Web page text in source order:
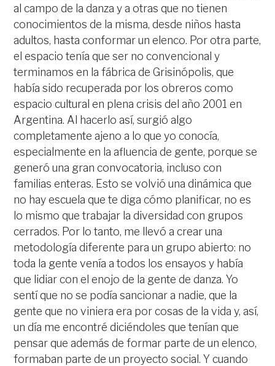
al campo de la danza y a otras que no tienen
conocimientos de la misma, desde niños hasta
adultos, hasta conformar un elenco. Por otra parte,
el espacio tenía que ser no convencional y
terminamos en la fábrica de Grisinópolis, que
había sido recuperada por los obreros como
espacio cultural en plena crisis del año 2001 en
Argentina. Al hacerlo así, surgió algo
completamente ajeno a lo que yo conocía,
especialmente en la afluencia de gente, porque se
generó una gran convocatoria, incluso con
familias enteras. Esto se volvió una dinámica que
no hay escuela que te diga cómo planificar, no es
lo mismo que trabajar la diversidad con grupos
cerrados. Por lo tanto, me llevó a crear una
metodología diferente para un grupo abierto: no
toda la gente venía a todos los ensayos y había
que lidiar con el enojo de la gente de danza. Yo
sentí que no se podía sancionar a nadie, que la
gente que no viniera era por cosas de la vida y, así,
un día me encontré diciéndoles que tenían que
pensar que además de formar parte de un elenco,
formaban parte de un proyecto social. Y cuando